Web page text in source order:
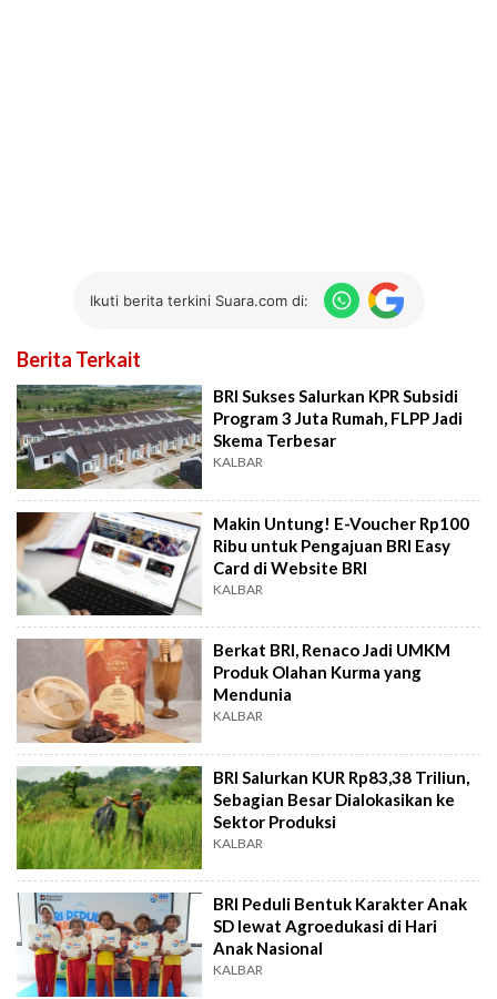
Ikuti berita terkini Suara.com di:
Berita Terkait
BRI Sukses Salurkan KPR Subsidi
Program 3 Juta Rumah, FLPP Jadi
Skema Terbesar
KALBAR
Makin Untung! E-Voucher Rp100
Ribu untuk Pengajuan BRI Easy
Card di Website BRI
KALBAR
Berkat BRI, Renaco Jadi UMKM
Produk Olahan Kurma yang
Mendunia
KALBAR
BRI Salurkan KUR Rp83,38 Triliun,
Sebagian Besar Dialokasikan ke
Sektor Produksi
KALBAR
BRI Peduli Bentuk Karakter Anak
SD lewat Agroedukasi di Hari
Anak Nasional
KALBAR